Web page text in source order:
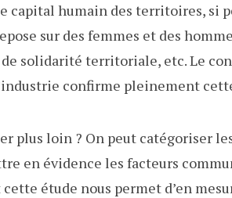
capital humain des territoires, si
sur des femmes et des
de solidarité territoriale, etc. Le
confirme pleinement
plus loin ? On peut catégoriser
en évidence les facteurs
étude nous permet d’en